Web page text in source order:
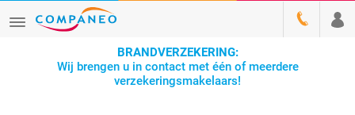
BRANDVERZEKERING:
Wij brengen u in contact met één of meerdere
verzekeringsmakelaars!